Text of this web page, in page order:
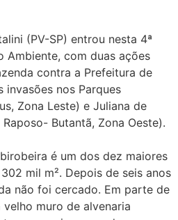
(PV-SP) entrou nesta 4ª
Ambiente, com duas ações
contra a Prefeitura de
invasões nos Parques
Zona Leste) e Juliana de
Butantã, Zona Oeste).
é um dos dez maiores
mil m². Depois de seis anos
não foi cercado. Em parte de
muro de alvenaria